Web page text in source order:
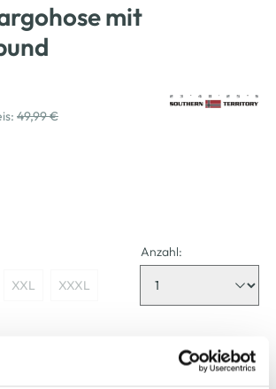
mit
49,99 €
XXL XXXL
Anzahl: